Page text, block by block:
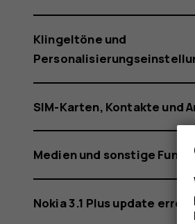
Klingeltöne und
SIM-Karten, Kontakte und
Medien und sonstige
Nokia 3.1 Plus update error